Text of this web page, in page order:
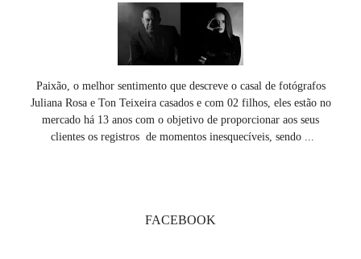
Paixão, o melhor sentimento que descreve o casal de fotógrafos
Juliana Rosa e Ton Teixeira casados e com 02 filhos, eles estão no
mercado há 13 anos com o objetivo de proporcionar aos seus
clientes os registros de momentos inesquecíveis, sendo ...
FACEBOOK